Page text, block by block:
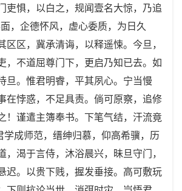
吏惧，以白之，规闻壹名大惊，乃追
，企德怀风，虚心委质，为日久
区区，冀承清诲，以释遥悚。今旦，
，不道屈尊门下，更启乃知已去。如
旦。惟君明睿，平其夙心。宁当慢
在悖惑，不足具责。倘可原察，追修
！谨遣主簿奉书。下笔气结，汗流竟
成师范，缙绅归慕，仰高希骥，历
，渴于言侍，沐浴晨兴，昧旦守门，
迟。以贵下贱，握发垂接。高可敷玩